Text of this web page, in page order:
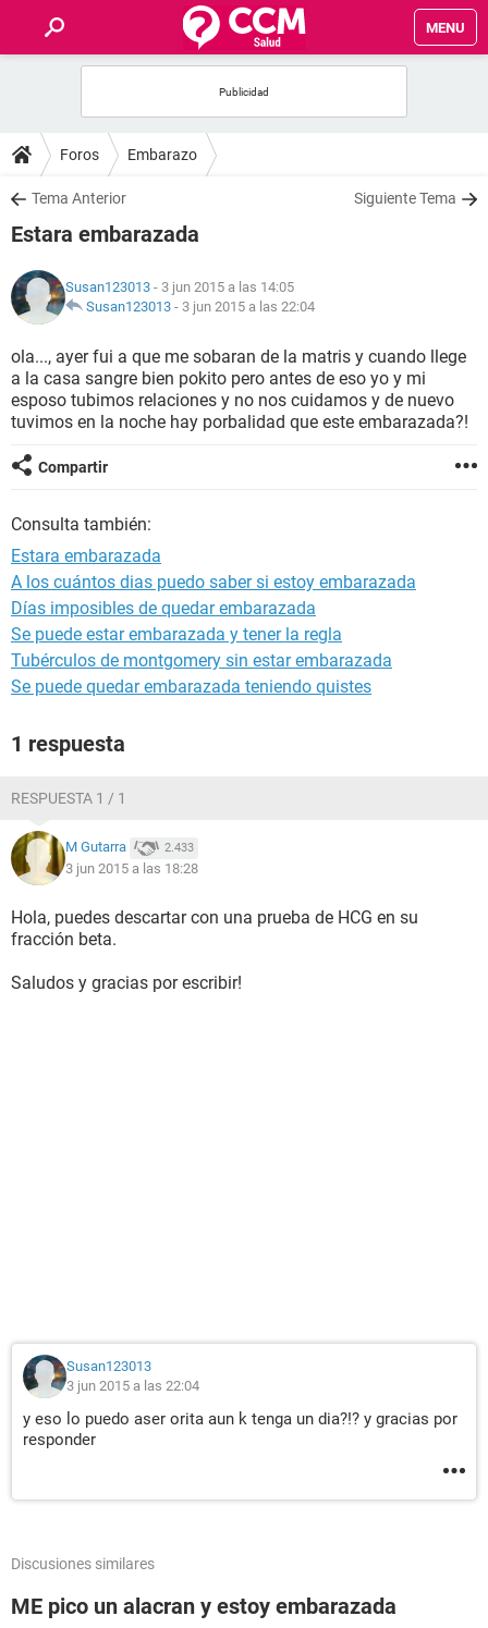
MENU
FOROS
SALUD
NUTRICIÓN
BIENESTAR
SEXUALIDAD
GLOSARIO
Foros Embarazo
Tema Anterior Siguiente Tema
Estara embarazada
Susan123013 - 3 jun 2015 a las 14:05
Susan123013 - 3 jun 2015 a las 22:04
ola..., ayer fui a que me sobaran de la matris y cuando llege
a la casa sangre bien pokito pero antes de eso yo y mi
esposo tubimos relaciones y no nos cuidamos y de nuevo
tuvimos en la noche hay porbalidad que este embarazada?!
Compartir
Consulta también:
Estara embarazada
A los cuántos dias puedo saber si estoy embarazada
Días imposibles de quedar embarazada
Se puede estar embarazada y tener la regla
Tubérculos de montgomery sin estar embarazada
Se puede quedar embarazada teniendo quistes
1 respuesta
RESPUESTA 1 / 1
M Gutarra 2.433
3 jun 2015 a las 18:28
Hola, puedes descartar con una prueba de HCG en su
fracción beta.
Saludos y gracias por escribir!
Susan123013
3 jun 2015 a las 22:04
y eso lo puedo aser orita aun k tenga un dia?!? y gracias por
responder
Discusiones similares
ME pico un alacran y estoy embarazada